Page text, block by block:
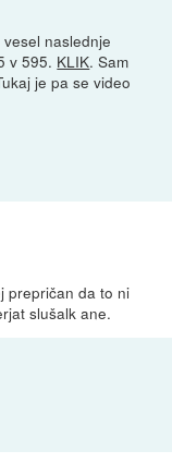
naslednje
v 595. KLIK. Sam
je pa se video
prepričan da to ni
slušalk ane.